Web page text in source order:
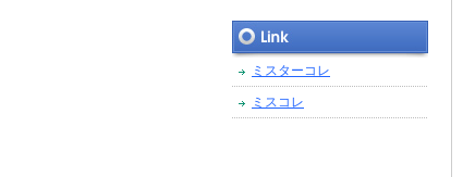
ミスターコレ
ミスコレ